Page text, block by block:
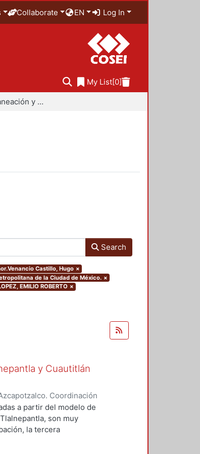
Collaborate EN Log In
My List[0]
Maestría en Planeación y Políticas Metropolitanas
Search
Castillo, Hugo ×
de la Ciudad de México. ×
EMILIO ROBERTO ×
y Cuautitlán
Coordinación
Hugoa partir del modelo de
son muy
la tercera